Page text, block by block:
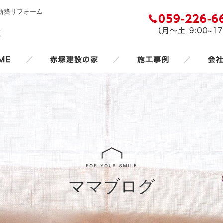
築リフォーム
／ ／ ／
ママブログ